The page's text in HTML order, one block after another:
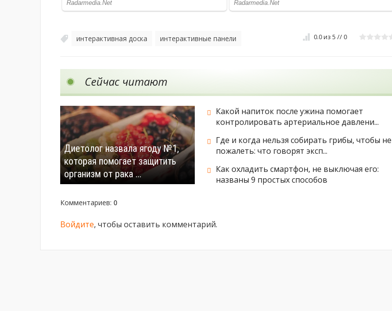
0.0из 5 // 0
интерактивная доска интерактивные панели
Сейчас читают
Диетолог назвала ягоду №1,
которая помогает защитить
организм от рака ...
Какой напиток после ужина помогает
контролировать артериальное давлени...
Где и когда нельзя собирать грибы, чтобы не
пожалеть: что говорят эксп...
Как охладить смартфон, не выключая его:
названы 9 простых способов
Комментариев: 0
Войдите, чтобы оставить комментарий.